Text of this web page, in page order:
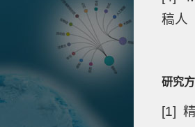
稿人
研究
[1]